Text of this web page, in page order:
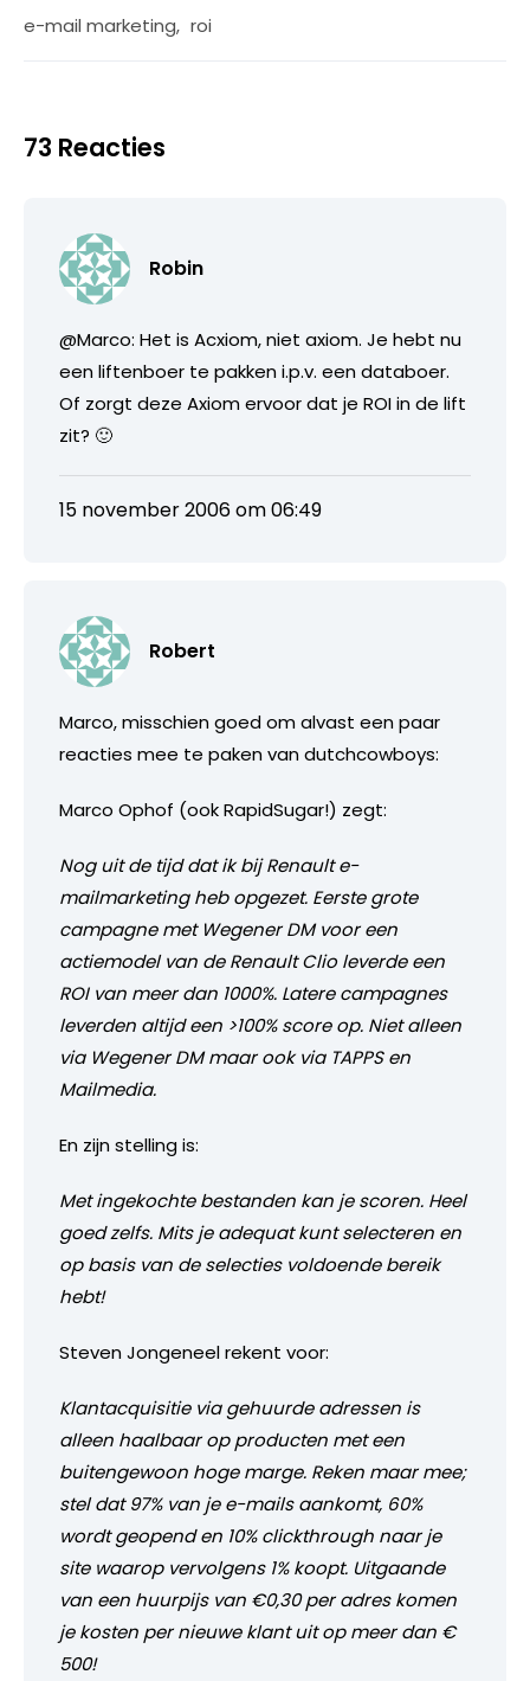
e-mail marketing, roi
73 Reacties
Robin
@Marco: Het is Acxiom, niet axiom. Je hebt nu
een liftenboer te pakken i.p.v. een databoer.
Of zorgt deze Axiom ervoor dat je ROI in de lift
zit? 🙂
15 november 2006 om 06:49
Robert
Marco, misschien goed om alvast een paar
reacties mee te paken van dutchcowboys:
Marco Ophof (ook RapidSugar!) zegt:
Nog uit de tijd dat ik bij Renault e-
mailmarketing heb opgezet. Eerste grote
campagne met Wegener DM voor een
actiemodel van de Renault Clio leverde een
ROI van meer dan 1000%. Latere campagnes
leverden altijd een >100% score op. Niet alleen
via Wegener DM maar ook via TAPPS en
Mailmedia.
En zijn stelling is:
Met ingekochte bestanden kan je scoren. Heel
goed zelfs. Mits je adequat kunt selecteren en
op basis van de selecties voldoende bereik
hebt!
Steven Jongeneel rekent voor:
Klantacquisitie via gehuurde adressen is
alleen haalbaar op producten met een
buitengewoon hoge marge. Reken maar mee;
stel dat 97% van je e-mails aankomt, 60%
wordt geopend en 10% clickthrough naar je
site waarop vervolgens 1% koopt. Uitgaande
van een huurpijs van €0,30 per adres komen
je kosten per nieuwe klant uit op meer dan €
500!